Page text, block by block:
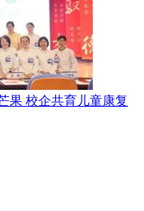
果 校企共育儿童康复